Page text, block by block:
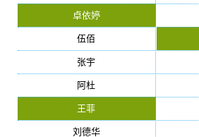
卓依婷
伍佰
张宇
阿杜
王菲
刘德华